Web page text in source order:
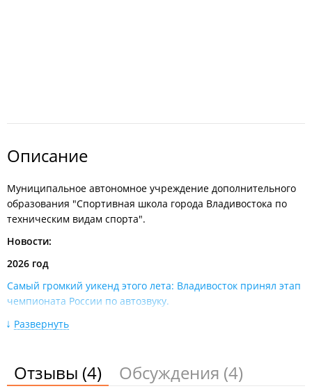
Описание
Муниципальное автономное учреждение дополнительного
образования "Спортивная школа города Владивостока по
техническим видам спорта".
Новости:
2026 год
Самый громкий уикенд этого лета: Владивосток принял этап
чемпионата России по автозвуку​.
Рядом с картодромом на Змеинке начали строить трассу для
пилотов на «Змеинке»​.
Развернуть
Отзывы (4) Обсуждения (4)